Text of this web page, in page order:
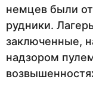
немцев были
рудники.
заключенные,
надзором